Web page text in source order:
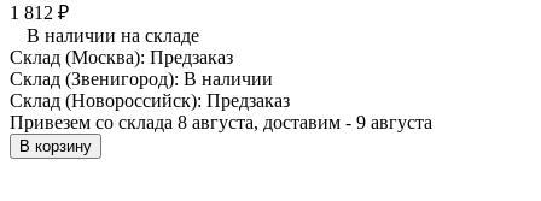
1 812 ₽
В наличии на складе
Склад (Москва): Предзаказ
Склад (Звенигород): В наличии
Склад (Новороссийск): Предзаказ
Привезем со склада 8 августа, доставим - 9 августа
В корзину